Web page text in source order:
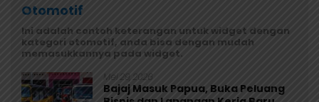
Otomotif
Ini adalah contoh keterangan untuk widget dengan
kategori otomotif, anda bisa dengan mudah
memasukkannya pada widget.
Mei 29, 2026
Bajaj Masuk Papua, Buka Peluang